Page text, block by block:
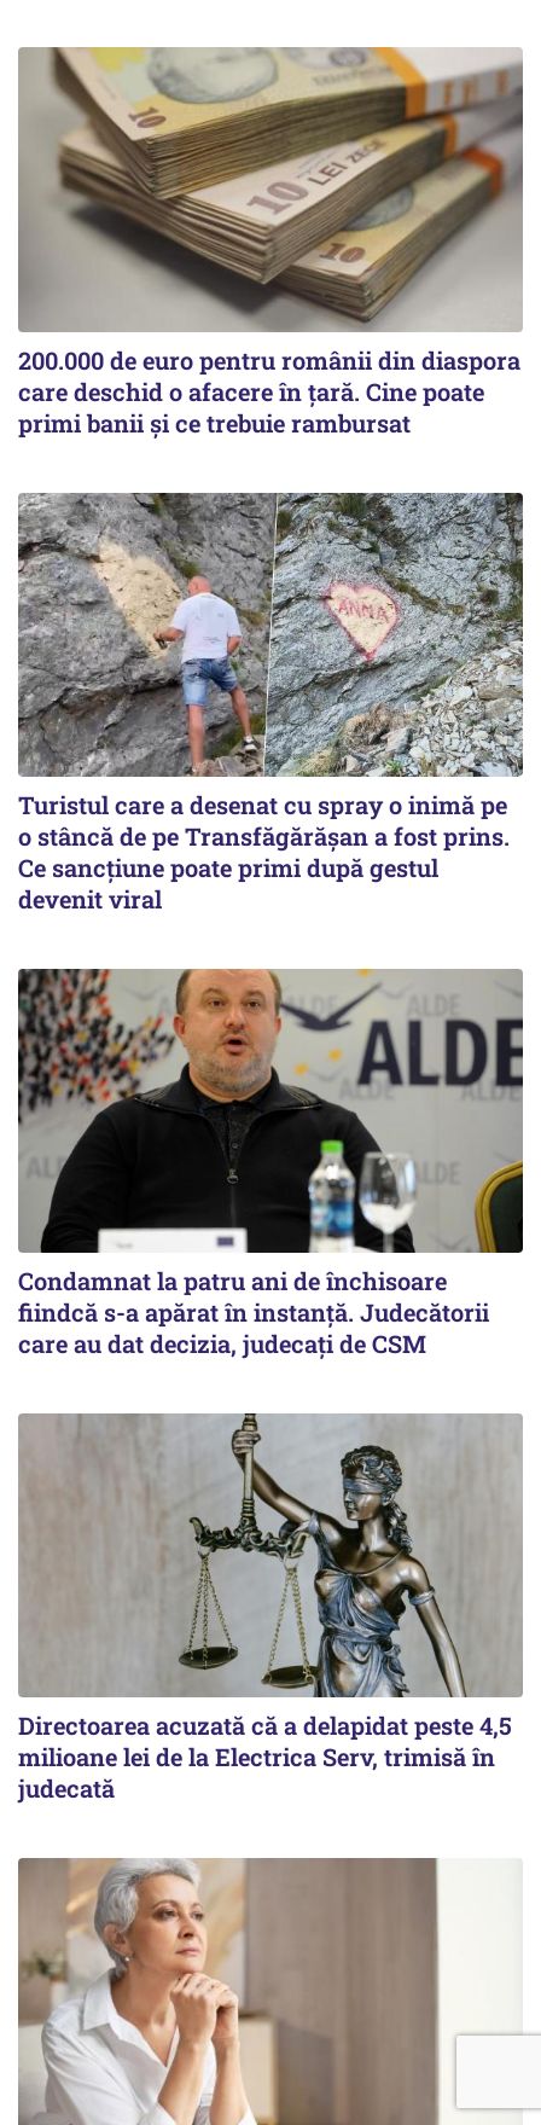
200.000 de euro pentru românii din diaspora
care deschid o afacere în țară. Cine poate
primi banii și ce trebuie rambursat
Turistul care a desenat cu spray o inimă pe
o stâncă de pe Transfăgărășan a fost prins.
Ce sancțiune poate primi după gestul
devenit viral
Condamnat la patru ani de închisoare
fiindcă s-a apărat în instanță. Judecătorii
care au dat decizia, judecați de CSM
Directoarea acuzată că a delapidat peste 4,5
milioane lei de la Electrica Serv, trimisă în
judecată